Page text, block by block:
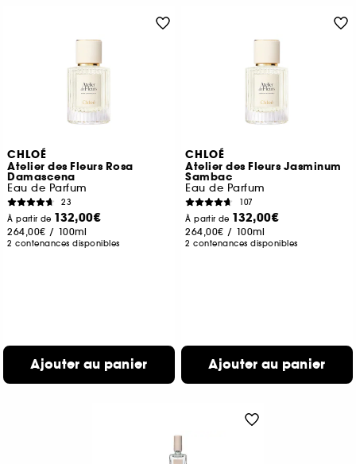
CHLOÉ
Atelier des Fleurs Rosa
Damascena
Eau de Parfum
23
À partir de 132,00€
264,00€ / 100ml
2 contenances disponibles
Ajouter au panier
CHLOÉ
Atelier des Fleurs Jasminum
Sambac
Eau de Parfum
107
À partir de 132,00€
264,00€ / 100ml
2 contenances disponibles
Ajouter au panier